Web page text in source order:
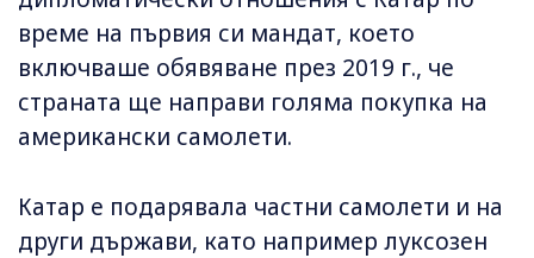
време на първия си мандат, което
включваше обявяване през 2019 г., че
страната ще направи голяма покупка на
американски самолети.
Катар е подарявала частни самолети и на
други държави, като например луксозен